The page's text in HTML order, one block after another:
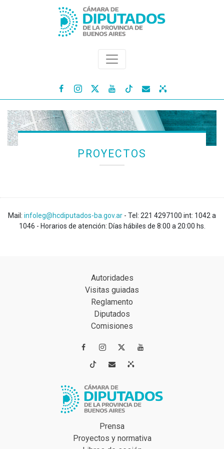
   
PROYECTOS
Mail: infoleg@hcdiputados-ba.gov.ar - Tel: 221 4297100 int: 1042 a
1046 - Horarios de atención: Días hábiles de 8:00 a 20:00 hs.
Autoridades
Visitas guiadas
Reglamento
Diputados
Comisiones
 
 
Prensa
Proyectos y normativa